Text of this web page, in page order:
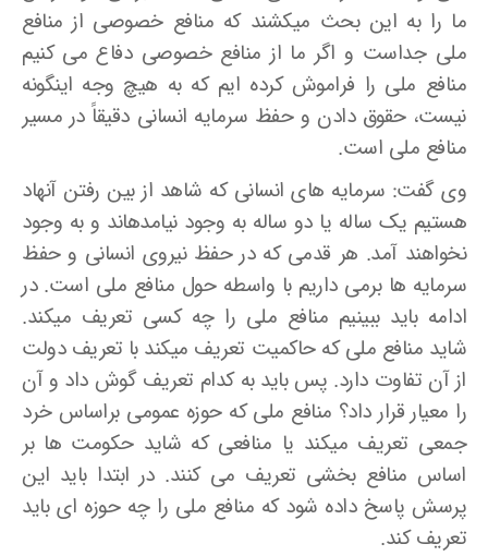
ما را به این بحث می­کشند که منافع خصوصی از منافع
ملی جداست و اگر ما از منافع خصوصی دفاع می­ کنیم
منافع ملی را فراموش کرده ­ایم که به هیچ وجه اینگونه
نیست، حقوق دادن و حفظ سرمایه انسانی دقیقاً در مسیر
منافع ملی است.
وی گفت: سرمایه­ های انسانی که شاهد از بین رفتن آنهاد
هستیم یک ساله یا دو ساله به وجود نیامده­اند و به وجود
نخواهند آمد. هر قدمی که در حفظ نیروی انسانی و حفظ
سرمایه­ ها برمی داریم با واسطه حول منافع ملی است. در
ادامه باید ببینیم منافع ملی را چه کسی تعریف می­کند.
شاید منافع ملی که حاکمیت تعریف می­کند با تعریف دولت
از آن تفاوت دارد. پس باید به کدام تعریف گوش داد و آن
را معیار قرار داد؟ منافع ملی که حوزه عمومی براساس خرد
جمعی تعریف می­کند یا منافعی که شاید حکومت ها بر
اساس منافع بخشی تعریف می­ کنند. در ابتدا باید این
پرسش پاسخ داده شود که منافع ملی را چه حوزه­ ای باید
تعریف کند.